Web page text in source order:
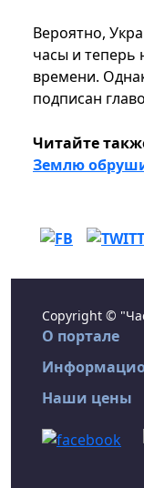
Вероятно,
часы и теперь
времени.
подписан
Читайте
Землю
Copyright ©
О портале
Наши цены